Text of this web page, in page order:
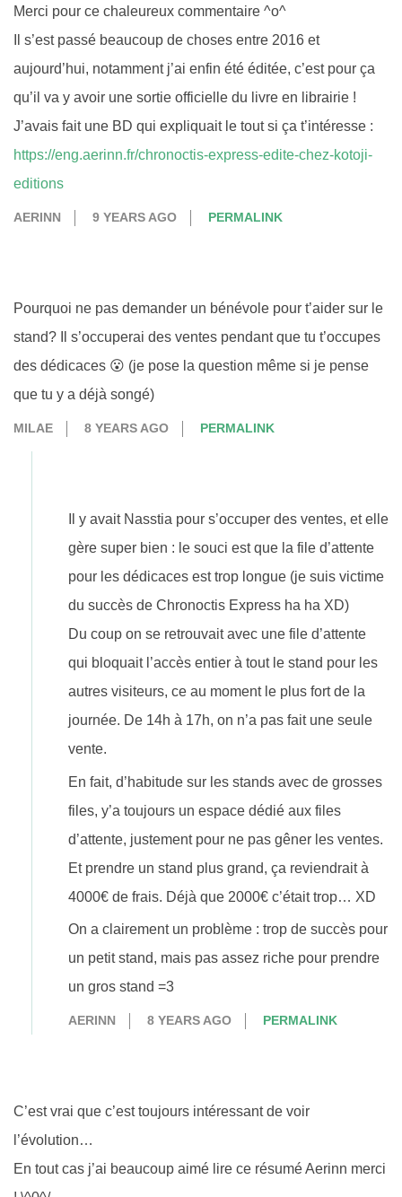
Merci pour ce chaleureux commentaire ^o^
Il s’est passé beaucoup de choses entre 2016 et
aujourd’hui, notamment j’ai enfin été éditée, c’est pour ça
qu’il va y avoir une sortie officielle du livre en librairie !
J’avais fait une BD qui expliquait le tout si ça t’intéresse :
https://eng.aerinn.fr/chronoctis-express-edite-chez-kotoji-
editions
AERINN 9 YEARS AGO PERMALINK
Pourquoi ne pas demander un bénévole pour t’aider sur le
stand? Il s’occuperai des ventes pendant que tu t’occupes
des dédicaces 😮 (je pose la question même si je pense
que tu y a déjà songé)
MILAE 8 YEARS AGO PERMALINK
Il y avait Nasstia pour s’occuper des ventes, et elle
gère super bien : le souci est que la file d’attente
pour les dédicaces est trop longue (je suis victime
du succès de Chronoctis Express ha ha XD)
Du coup on se retrouvait avec une file d’attente
qui bloquait l’accès entier à tout le stand pour les
autres visiteurs, ce au moment le plus fort de la
journée. De 14h à 17h, on n’a pas fait une seule
vente.
En fait, d’habitude sur les stands avec de grosses
files, y’a toujours un espace dédié aux files
d’attente, justement pour ne pas gêner les ventes.
Et prendre un stand plus grand, ça reviendrait à
4000€ de frais. Déjà que 2000€ c’était trop… XD
On a clairement un problème : trop de succès pour
un petit stand, mais pas assez riche pour prendre
un gros stand =3
AERINN 8 YEARS AGO PERMALINK
C’est vrai que c’est toujours intéressant de voir
l’évolution…
En tout cas j’ai beaucoup aimé lire ce résumé Aerinn merci